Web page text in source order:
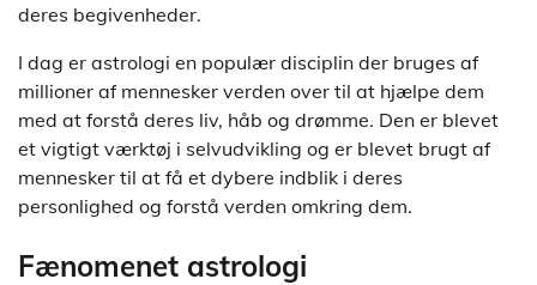
deres begivenheder.
I dag er astrologi en populær disciplin der bruges af
millioner af mennesker verden over til at hjælpe dem
med at forstå deres liv, håb og drømme. Den er blevet
et vigtigt værktøj i selvudvikling og er blevet brugt af
mennesker til at få et dybere indblik i deres
personlighed og forstå verden omkring dem.
Fænomenet astrologi